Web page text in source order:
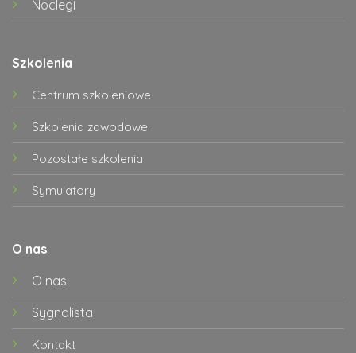
Noclegi
Szkolenia
Centrum szkoleniowe
Szkolenia zawodowe
Pozostałe szkolenia
Symulatory
O nas
O nas
Sygnalista
Kontakt